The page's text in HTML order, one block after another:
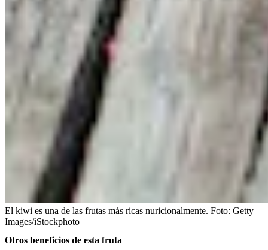
El kiwi es una de las frutas más ricas nuricionalmente. Foto: Getty
Images/iStockphoto
Otros beneficios de esta fruta